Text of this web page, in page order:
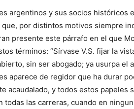
argentinos y sus socios históricos
por distintos motivos siempre
presente este párrafo en el que
términos: “Sírvase V.S. fijar la
sin ser abogado; ya usurpa el
aparece de regidor que ha durar
acaudalado, y todos estos papeles
las carreras, cuando en